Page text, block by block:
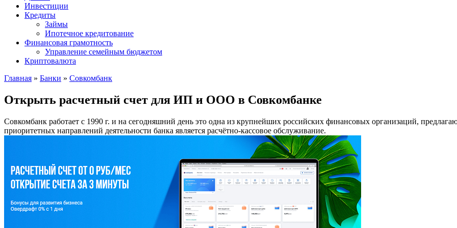
Инвестиции
Кредиты
Займы
Ипотечное кредитование
Финансовая грамотность
Управление семейным бюджетом
Криптовалюта
Главная » Банки » Совкомбанк
Открыть расчетный счет для ИП и ООО в Совкомбанке
Совкомбанк работает с 1990 г. и на сегодняшний день это одна из крупнейших российских финансовых организаций,
приоритетных направлений деятельности банка является расчётно-кассовое обслуживание.